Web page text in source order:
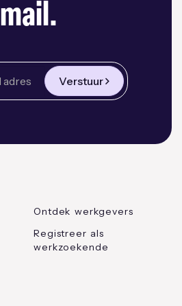
mail.
Verstuur
Ontdek werkgevers
Registreer als
werkzoekende